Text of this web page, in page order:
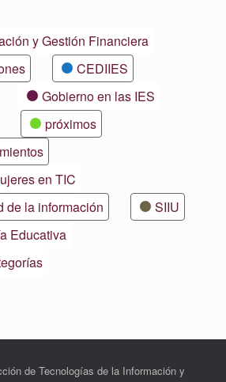
y Gestión Financiera
CEDIIES
Gobierno en las IES
próximos
en TIC
de la información
SIIU
Educativa
de Tecnologías de la Información y